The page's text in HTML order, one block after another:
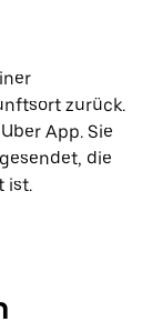
zurück.
App. Sie
die
ist.